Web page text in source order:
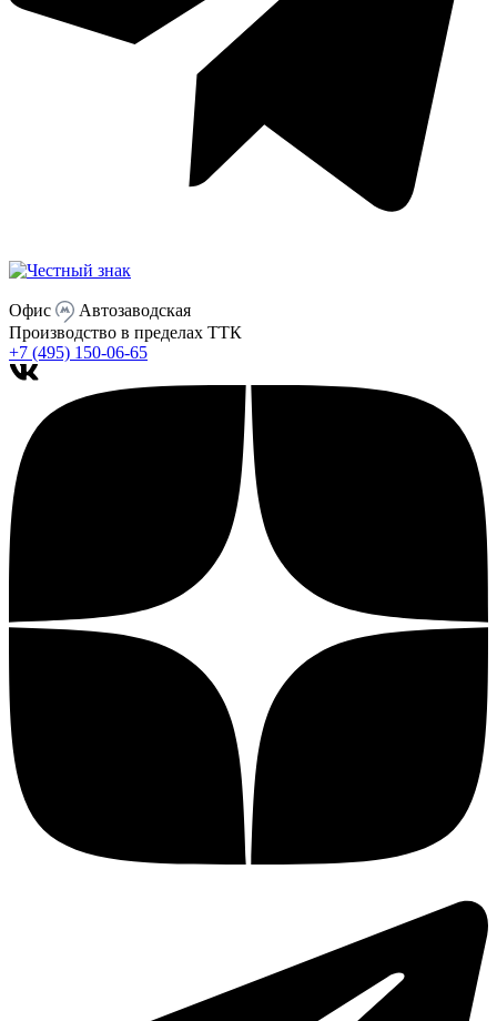
Офис
Автозаводская
Производство в пределах ТТК
+7 (495) 150-06-65